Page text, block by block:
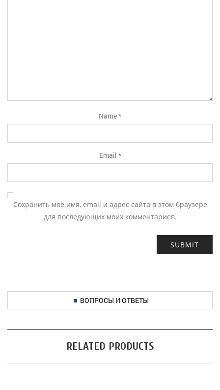
Name*
Email *
Сохранить моё имя, email и адрес сайта в этом браузере
для последующих моих комментариев.
ВОПРОСЫ И ОТВЕТЫ
RELATED PRODUCTS